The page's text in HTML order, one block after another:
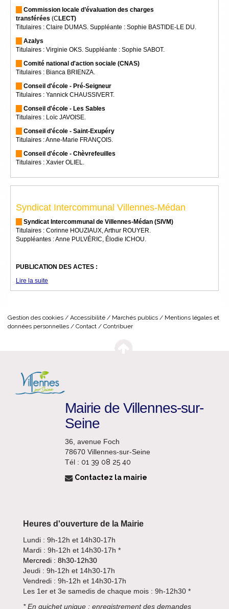
Commission locale d’évaluation des charges
transférées (C LECT)
Titulaires : Claire DUMAS. Suppléante : Sophie BASTIDE-LE DU.
Azalys
Titulaires : Virginie OKS. Suppléante : Sophie SABOT.
Comité national d'action sociale (CNAS)
Titulaires : Bianca BRIENZA.
Conseil d'école - Pré-Seigneur
Titulaires : Yannick CHAUSSIVERT.
Conseil d'école - Les Sables
Titulaires : Loïc JAVOISE.
Conseil d'école - Saint-Exupéry
Titulaires : Anne-Marie FRANÇOIS.
Conseil d'école - Chèvrefeuilles
Titulaires : Xavier OLIEL.
Syndicat Intercommunal Villennes-Médan
Syndicat Intercommunal de Villennes-Médan (SIVM)
Titulaires : Corinne HOUZIAUX, Arthur ROUYER.
Suppléantes : Anne PULVÉRIC, Élodie ICHOU.
PUBLICATION DES ACTES :
Lire la suite
Gestion des cookies Accessibilité Marchés publics
Mentions légales et
données personnelles
Contact Contribuer
Mairie de Villennes-sur-
Seine
36, avenue Foch
78670 Villennes-sur-Seine
Tél : 01 39 08 25 40
Contactez la mairie
Heures d'ouverture de la Mairie
Lundi : 9h-12h et 14h30-17h
Mardi : 9h-12h et 14h30-17h *
Mercredi : 8h30-12h30
Jeudi : 9h-12h et 14h30-17h
Vendredi : 9h-12h et 14h30-17h
Les 1er et 3e samedis de chaque mois : 9h-12h30 *
*En guichet unique : enregistrement des demandes